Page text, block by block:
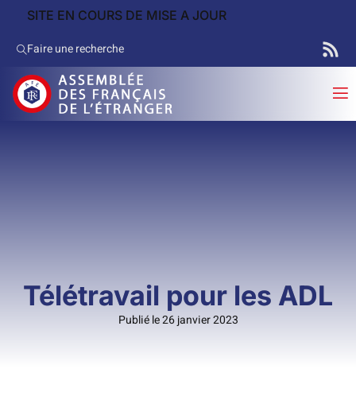
SITE EN COURS DE MISE A JOUR
Faire une recherche
Télétravail pour les ADL
Publié le 26 janvier 2023